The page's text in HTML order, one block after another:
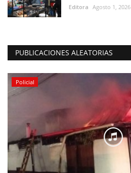
Editora Agosto 1, 2026
PUBLICACIONES ALEATORIAS
Policial